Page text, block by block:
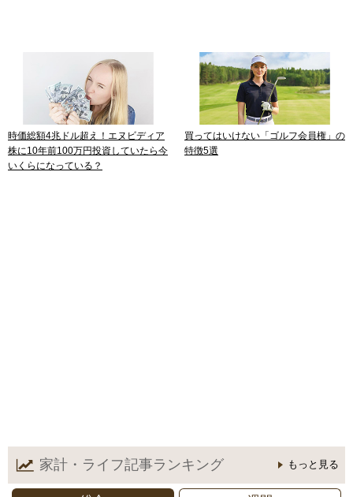
時価総額4兆ドル超え！エヌビディア
株に10年前100万円投資していたら今
いくらになっている？
買ってはいけない「ゴルフ会員権」の
特徴5選
家計・ライフ記事ランキング もっと見る